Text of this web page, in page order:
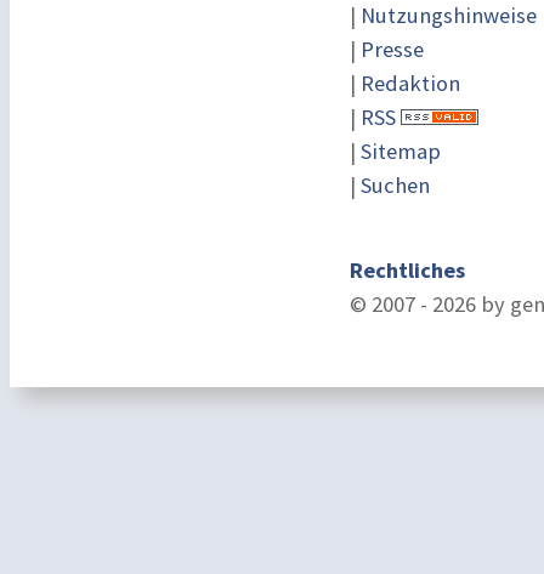
| Nutzungshinweise
| Presse
| Redaktion
| RSS
| Sitemap
| Suchen
Rechtliches
© 2007 - 2026 by